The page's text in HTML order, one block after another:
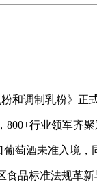
和调制乳粉》正
行业领军齐聚
萄酒未准入境，
品标准法规革新